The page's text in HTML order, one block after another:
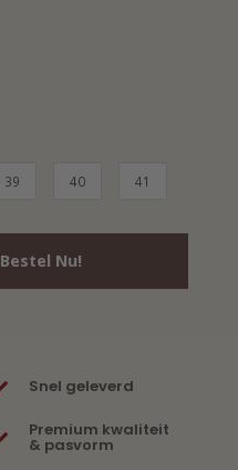
39 40 41
Bestel Nu!
Snel geleverd
Premium kwaliteit
& pasvorm